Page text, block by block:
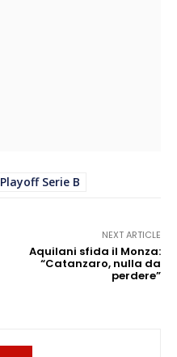
Playoff Serie B
NEXT ARTICLE
Aquilani sfida il Monza:
“Catanzaro, nulla da
perdere”